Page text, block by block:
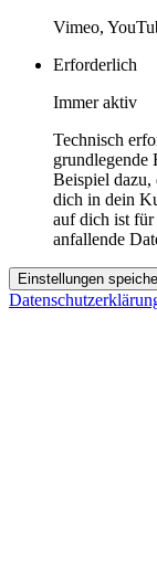
Vimeo,
Erforderlich
Immer aktiv
Technisch
grundlegende
Beispiel dazu,
dich in dein
auf dich ist
anfallende
Einstellungen